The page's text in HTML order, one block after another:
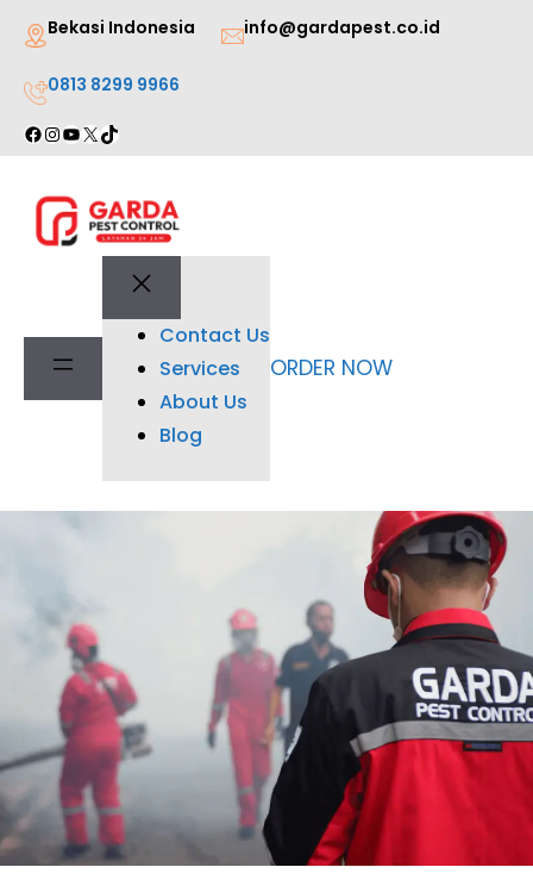
Lewati
konten
Bekasi Indonesia info@gardapest.co.id
0813 8299 9966
Facebook
Instagram
YouTube
X TikTok
Contact Us
Services
About Us
Blog
ORDER NOW